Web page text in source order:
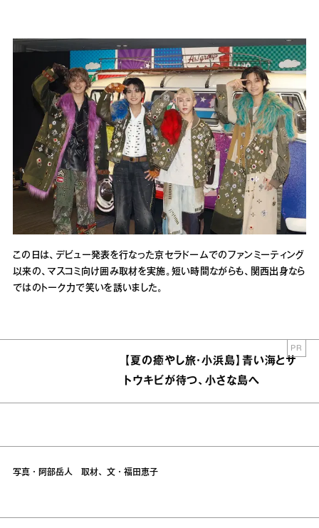
この⽇は、デビュー発表を⾏なった京セラドームでのファンミーティング
以来の、マスコミ向け囲み取材を実施。短い時間ながらも、関⻄出⾝なら
ではのトーク⼒で笑いを誘いました。
【夏の癒やし旅・小浜島】青い海とサ
トウキビが待つ、小さな島へ
PR
写真・阿部岳⼈ 取材、⽂・福⽥恵⼦